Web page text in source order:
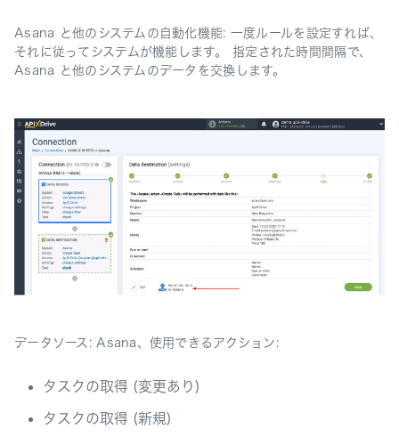
Asana と他のシステムの自動化機能: 一度ルールを設定すれば、
それに従ってシステムが機能します。 指定された時間間隔で、
Asana と他のシステムのデータを交換します。
データソース: Asana、使用できるアクション:
タスクの取得 (変更あり)
タスクの取得 (新規)